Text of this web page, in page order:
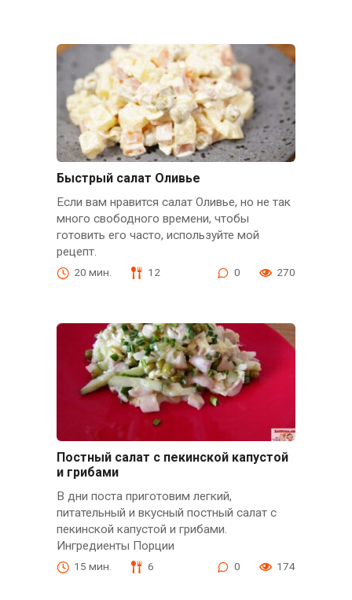
Быстрый салат Оливье
Если вам нравится салат Оливье, но не так
много свободного времени, чтобы
готовить его часто, используйте мой
рецепт.
20 мин. 12 0 270
Постный салат с пекинской капустой
и грибами
В дни поста приготовим легкий,
питательный и вкусный постный салат с
пекинской капустой и грибами.
Ингредиенты Порции
15 мин. 6 0 174